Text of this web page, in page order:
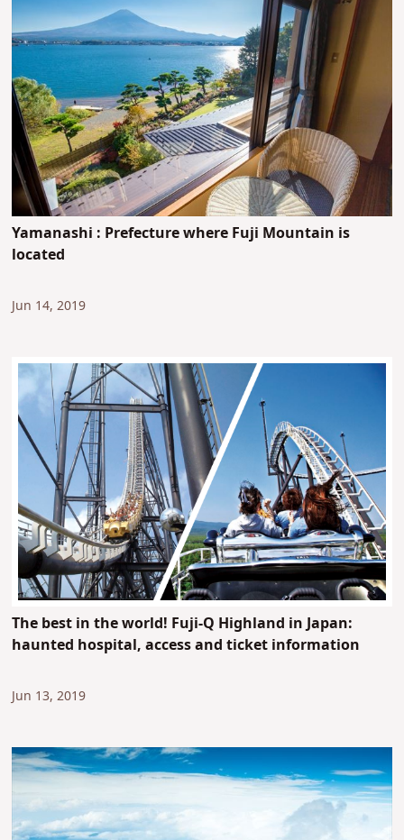
Yamanashi : Prefecture where Fuji Mountain is
located
Jun 14, 2019
The best in the world! Fuji-Q Highland in Japan:
haunted hospital, access and ticket information
Jun 13, 2019